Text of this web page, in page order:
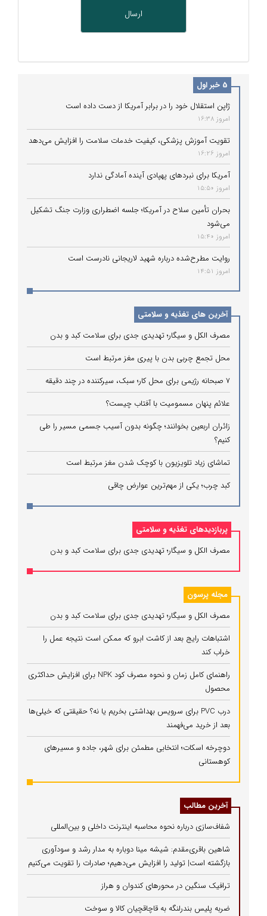
5 خبر اول
ژاپن استقلال خود را در برابر آمریکا از دست داده است
امروز 16:38
تقویت آموزش پزشکی، کیفیت خدمات سلامت را افزایش می‌دهد
امروز 16:26
آمریکا برای نبردهای پهپادی آینده آمادگی ندارد
امروز 15:50
بحران تأمین سلاح در آمریکا؛ جلسه اضطراری وزارت جنگ تشکیل
می‌شود
امروز 15:40
روایت مطرح‌شده درباره شهید لاریجانی نادرست است
امروز 14:51
آخرین های تغذیه و سلامتی
مصرف الکل و سیگار؛ تهدیدی جدی برای سلامت کبد و بدن
محل تجمع چربی بدن با پیری مغز مرتبط است
۷ صبحانه رژیمی برای محل کار؛ سبک، سیرکننده در چند دقیقه
علائم پنهان مسمومیت با آفتاب چیست؟
زائران اربعین بخوانند؛ چگونه بدون آسیب جسمی مسیر را طی
کنیم؟
تماشای زیاد تلویزیون با کوچک شدن مغز مرتبط است
کبد چرب؛ یکی از مهم‌ترین عوارض چاقی
پربازدیدهای تغذیه و سلامتی
مصرف الکل و سیگار؛ تهدیدی جدی برای سلامت کبد و بدن
مجله پرسون
مصرف الکل و سیگار؛ تهدیدی جدی برای سلامت کبد و بدن
اشتباهات رایج بعد از کاشت ابرو که ممکن است نتیجه عمل را
خراب کند
راهنمای کامل زمان و نحوه مصرف کود NPK برای افزایش حداکثری
محصول
درب PVC برای سرویس بهداشتی بخریم یا نه؟ حقیقتی که خیلی‌ها
بعد از خرید می‌فهمند
دوچرخه اسکات؛ انتخابی مطمئن برای شهر، جاده و مسیرهای
کوهستانی
آخرین مطالب
شفاف‌سازی درباره نحوه محاسبه اینترنت داخلی و بین‌المللی
شاهین باقری‌مقدم: شیشه مینا دوباره به مدار رشد و سودآوری
بازگشته است| تولید را افزایش می‌دهیم؛ صادرات را تقویت می‌کنیم
ترافیک سنگین در محورهای کندوان و هراز
ضربه پلیس بندرلنگه به قاچاقچیان کالا و سوخت